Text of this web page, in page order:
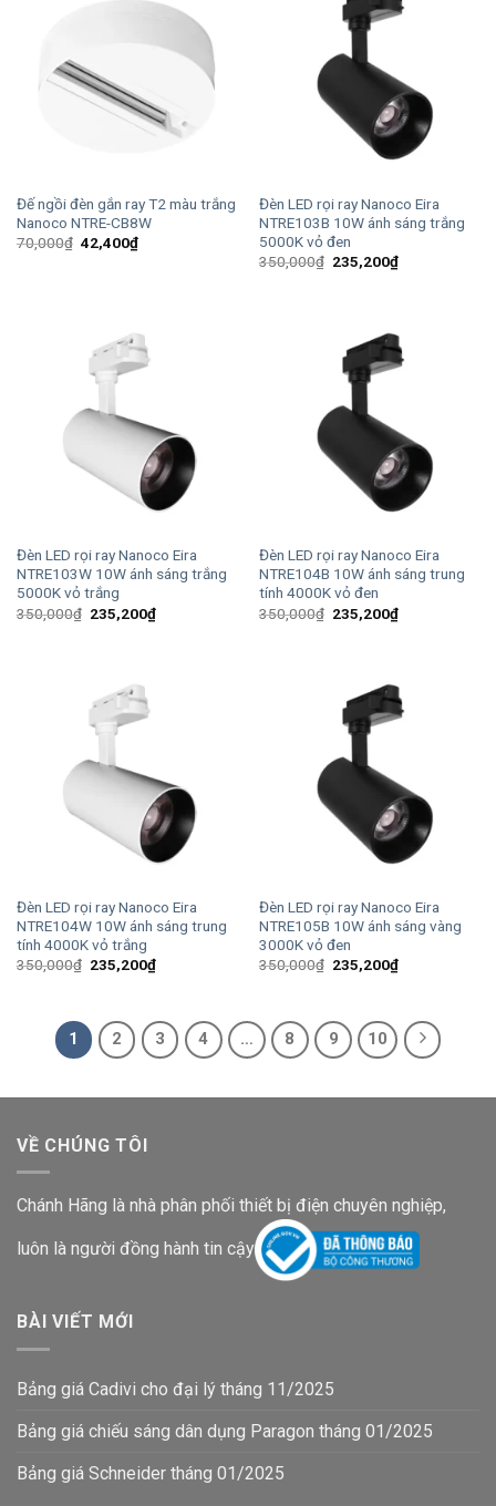
Đế ngồi đèn gắn ray T2 màu trắng
Nanoco NTRE-CB8W
70,000₫ Giá
gốc
42,400₫Giá
hiện
Đèn LED rọi ray Nanoco Eira
NTRE103B 10W ánh sáng trắng
5000K vỏ đen
350,000₫ Giá
235,200₫Giá
hiện
Đèn LED rọi ray Nanoco Eira
NTRE103W 10W ánh sáng trắng
5000K vỏ trắng
350,000₫ Giá
235,200₫Giá
hiện
Đèn LED rọi ray Nanoco Eira
NTRE104B 10W ánh sáng trung
tính 4000K vỏ đen
350,000₫ Giá
235,200₫Giá
hiện
Đèn LED rọi ray Nanoco Eira
NTRE104W 10W ánh sáng trung
tính 4000K vỏ trắng
350,000₫ Giá
235,200₫Giá
hiện
235,200₫.
Đèn LED rọi ray Nanoco Eira
NTRE105B 10W ánh sáng vàng
3000K vỏ đen
350,000₫ Giá
235,200₫Giá
hiện
235,200₫.
1 2 3 4 … 8 9 10
VỀ CHÚNG TÔI
Chánh Hãng là nhà phân phối thiết bị điện chuyên nghiệp,
luôn là người đồng hành tin cậy
BÀI VIẾT MỚI
Bảng giá Cadivi cho đại lý tháng 11/2025
Bảng giá chiếu sáng dân dụng Paragon tháng 01/2025
Bảng giá Schneider tháng 01/2025